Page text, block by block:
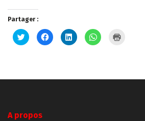
Partager :
Cliquez
pour
partager
nouvelle
Cliquez
pour
partager
nouvelle
Cliquez
pour
partager
nouvelle
Cliquez
pour
nouvelle
A propos